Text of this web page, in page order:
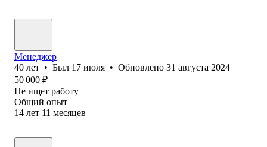
Менеджер
40 лет • Был 17 июля • Обновлено 31 августа 2024
50 000 ₽
Не ищет работу
Общий опыт
14 лет 11 месяцев